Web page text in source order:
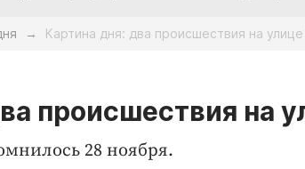
→ Картина дня: два происшествия на
происшествия на
28 ноября.